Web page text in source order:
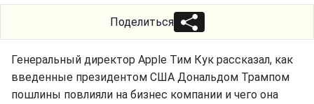
Поделиться
Генеральный директор Apple Тим Кук рассказал, как
введенные президентом США Дональдом Трампом
пошлины повлияли на бизнес компании и чего она